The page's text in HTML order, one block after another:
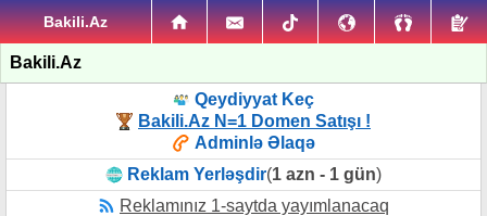
Bakili.Az
Bakili.Az
Qeydiyyat Keç
Bakili.Az N=1 Domen Satışı !
Adminlə Əlaqə
Reklam Yerləşdir(1 azn - 1 gün)
Reklamınız 1-saytda yayımlanacaq